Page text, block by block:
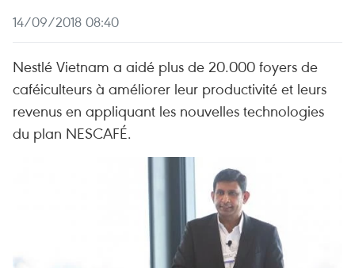
14/09/2018 08:40
Nestlé Vietnam a aidé plus de 20.000 foyers de
caféiculteurs à améliorer leur productivité et leurs
revenus en appliquant les nouvelles technologies
du plan NESCAFÉ.